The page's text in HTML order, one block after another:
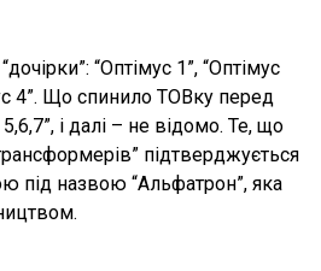
“Оптімус 1”, “Оптімус
4”. Що спинило ТОВку перед
і далі – не відомо. Те, що
підтверджується
під назвою “Альфатрон”, яка